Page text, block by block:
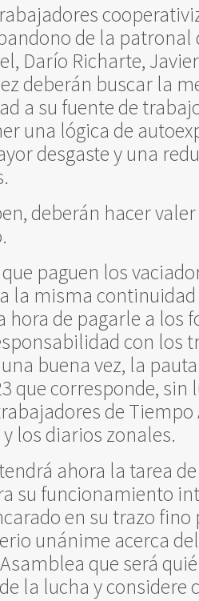
de la patronal
Darío Richarte,
deberán buscar la
a su fuente de
una lógica de
desgaste y una
deberán hacer
paguen los
la misma
hora de pagarle a los
con los
buena vez, la
que corresponde, sin
de Tiempo
los diarios zonales.
ahora la tarea
su funcionamiento
en su trazo
unánime acerca
que será
la lucha y considere